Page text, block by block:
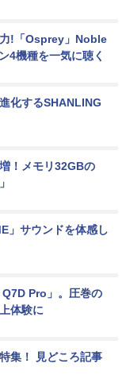
!「Osprey」Noble
4機種を一気に聴く
化するSHANLING
！メモリ32GBの
」サウンドを体感し
Pro」。圧巻の
体験に
集！ 見どころ記事